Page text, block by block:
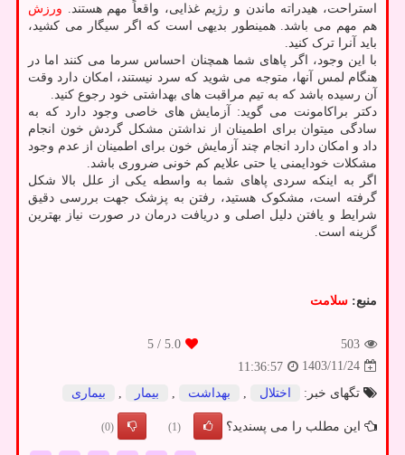
استراحت، هیدراته ماندن و رژیم غذایی، واقعاً مهم هستند. ورزش
هم مهم می باشد. همینطور بدیهی است که اگر سیگار می کشید،
باید آنرا ترک کنید.
با این وجود، اگر پاهای شما همچنان احساس سرما می کنند اما در
هنگام لمس آنها، متوجه می شوید که سرد نیستند، امکان دارد وقت
آن رسیده باشد که به تیم مراقبت های بهداشتی خود رجوع کنید.
دکتر براکامونت می گوید: آزمایش های خاصی وجود دارد که به
سادگی میتوان برای اطمینان از نداشتن مشکل گردش خون انجام
داد و امکان دارد انجام چند آزمایش خون برای اطمینان از عدم وجود
مشکلات خودایمنی یا حتی علایم کم خونی ضروری باشد.
اگر به اینکه سردی پاهای شما به واسطه یکی از علل بالا شکل
گرفته است، مشکوک هستید، رفتن به پزشک جهت بررسی دقیق
شرایط و یافتن دلیل اصلی و دریافت درمان در صورت نیاز بهترین
گزینه است.
منبع: سلامت
503
5.0
/ 5
1403/11/24
11:36:57
تگهای خبر:
اختلال , بهداشت , بیمار , بیماری
این مطلب را می پسندید؟ (1)
(0)